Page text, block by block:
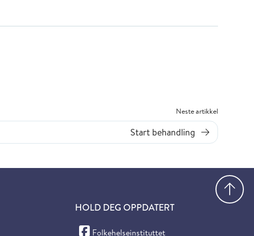
Neste artikkel
Start behandling
HOLD DEG OPPDATERT
Folkehelseinstituttet
(Facebook)